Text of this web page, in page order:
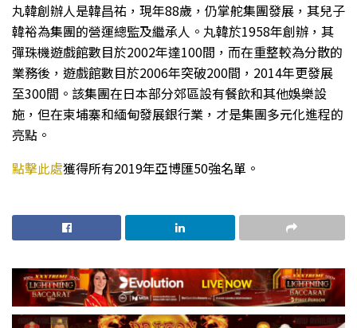
丸韓創辦人是韓昌祐，現年88歲，仍掌舵集團發展，其兒子
韓裕為集團的營運總監及繼承人。丸韓於1958年創辦，其
彈珠機遊戲館數目於2002年達100間，而在重整較為分散的
業務後，遊戲館數目於2006年突破200間，2014年更發展
至300間。該集團在日本部分郊區設有餐飲和其他娛樂設
施，但在柬埔寨和緬甸發展銀行業，才是集團多元化進程的
亮點。
點擊此處獲得所有2019年亞博匯50強名單。